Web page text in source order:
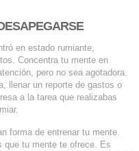
en estado rumiante,
Concentra tu mente en
pero no sea agotadora.
llenar un reporte de gastos o
a la tarea que realizabas
forma de entrenar tu mente.
que tu mente te ofrece. Es